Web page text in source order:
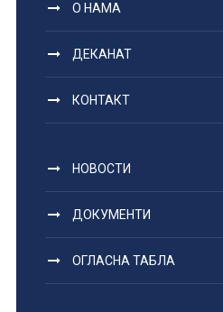
О НАМА
ДЕКАНАТ
КОНТАКТ
НОВОСТИ
ДОКУМЕНТИ
ОГЛАСНА ТАБЛА